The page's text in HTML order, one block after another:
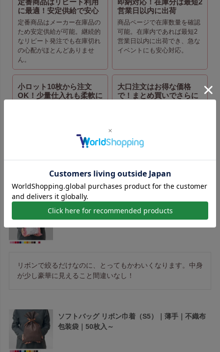
定番商品はリピート利用
に最適！安定供給で安心
定番商品はメーカー在庫品の
ため安定供給が可能。継続的
なリピート発注でも在庫切れ
の心配がほとんどありませ
ん。
即納対応！在庫分は最短2
営業日以内に出荷
商品ページで在庫数量を確認
可能。在庫内であれば最短2
営業日以内に出荷でき、急な
イベントにも安心対応。
小ロット10枚から注文
OK！少量仕入れも柔軟に
や小規模仕入れにも便利で
大口注文はお得な価格
で！まとめ買いでさらに
れできます。
ソフトバッグクリア リボン巾着（S5）｜前透明
リボンで絞るだけなのに、とってもかわいくなります。中身
が少し豪華に見えること間違いなし！
ソフトバッグ リボン巾着（S5）｜薄手｜不織布
包装袋｜50枚入～